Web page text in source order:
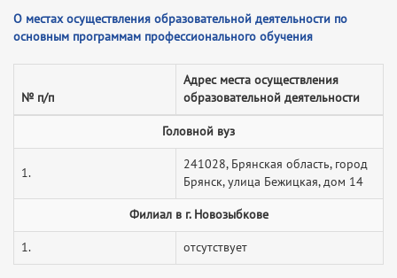
О местах осуществления образовательной деятельности по
основным программам профессионального обучения
№ п/п
Адрес места осуществления
образовательной деятельности
Головной вуз
1.
241028, Брянская область, город
Брянск, улица Бежицкая, дом 14
Филиал в г. Новозыбкове
1. отсутствует